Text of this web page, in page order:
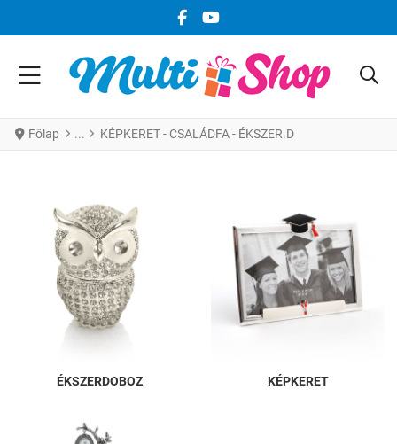
FACEBOOK KÖZÖSSÉGI LINK
YOUTUBE KÖZÖSSÉGI LINK
Főlap KÉPKERET - CSALÁDFA - ÉKSZER.D
ÉKSZERDOBOZ KÉPKERET